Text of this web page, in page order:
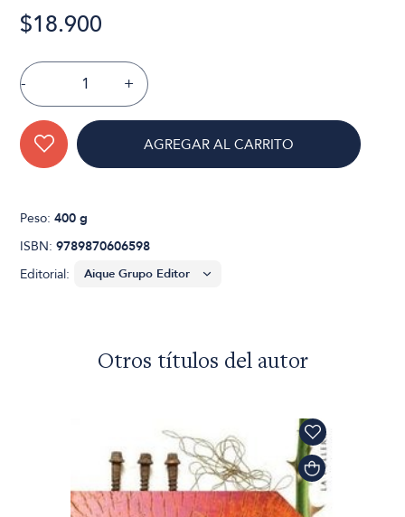
$18.900
- +
AGREGAR AL CARRITO
Peso:400 g
ISBN:9789870606598
Editorial:
Otros títulos del autor